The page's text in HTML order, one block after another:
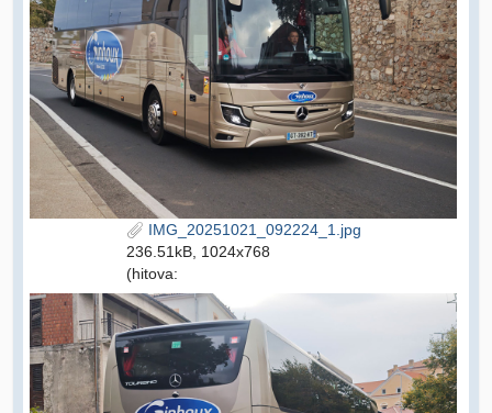
IMG_20251021_092224_1.jpg
236.51kB, 1024x768
(hitova: